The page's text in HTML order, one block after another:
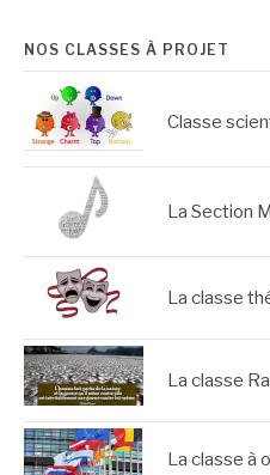
NOS CLASSES À PROJET
Classe
La Section
La classe
La classe
La classe à